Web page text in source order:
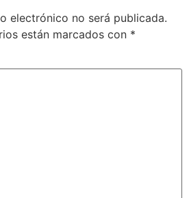
electrónico no será publicada.
están marcados con *